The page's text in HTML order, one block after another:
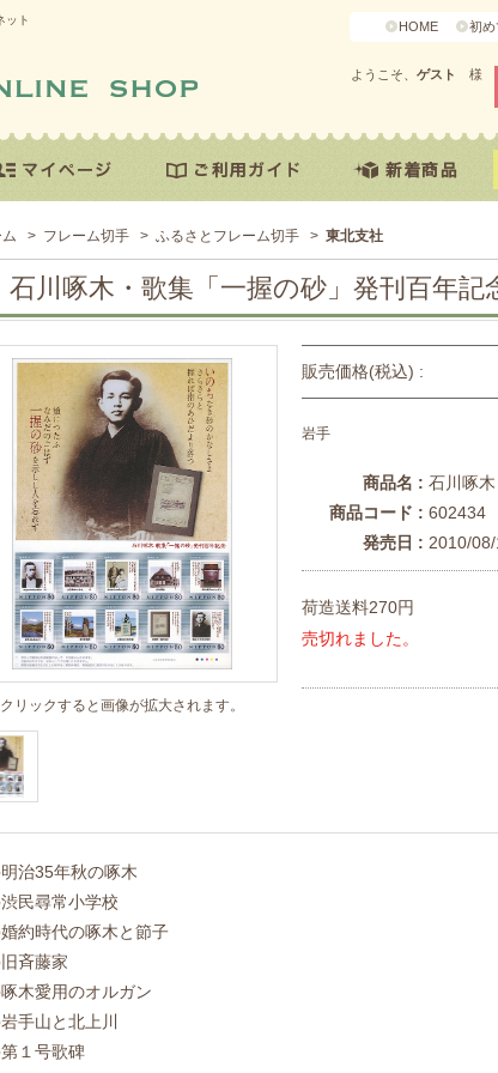
ット HOME 初め
ようこそ、 ゲスト 様
> フレーム切手 > ふるさとフレーム切手 > 東北支社
石川啄木・歌集「一握の砂」発刊百年記
クリックすると画像が拡大されます。
販売価格(税込) :
岩手
商品名 : 石川啄
商品コード : 602434
発売日 : 2010/
荷造送料270円
売切れました。
治35年秋の啄木
民尋常小学校
約時代の啄木と節子
斉藤家
木愛用のオルガン
手山と北上川
１号歌碑